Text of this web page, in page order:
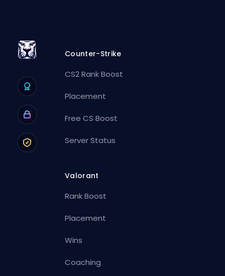
Counter-Strike
CS2 Rank Boost
Placement
Free CS Boost
Server Status
Valorant
Rank Boost
Placement
Wins
Coaching